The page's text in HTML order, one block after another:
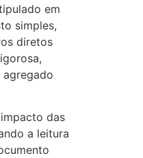
em
simples,
diretos
das
a leitura